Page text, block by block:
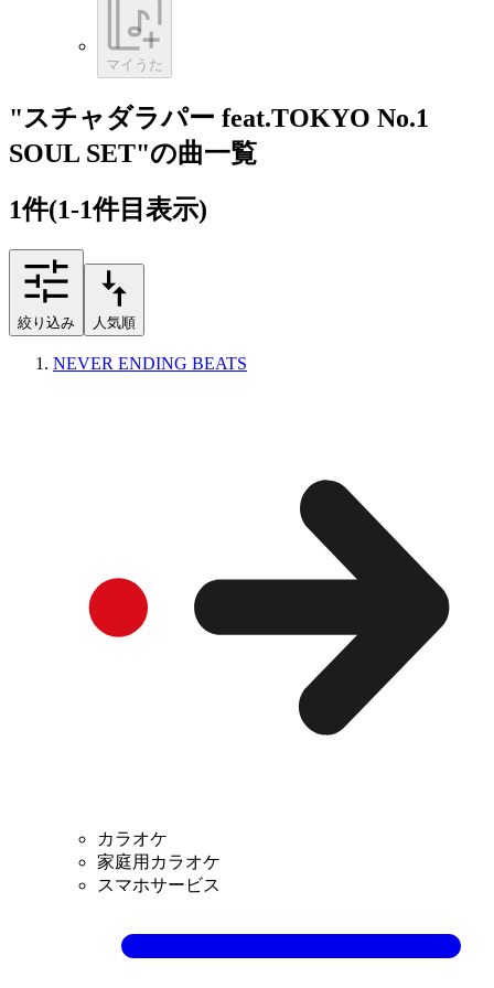
マイうた
"スチャダラパー feat.TOKYO No.1
SOUL SET"の曲一覧
1件(1-1件目表示)
絞り込み 人気順
NEVER ENDING BEATS
カラオケ
家庭用カラオケ
スマホサービス